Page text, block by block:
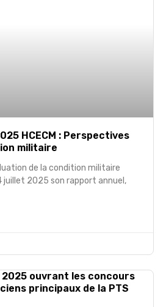
HCECM : Perspectives
militaire
de la condition militaire
juillet 2025 son rapport annuel,
ouvrant les concours
principaux de la PTS